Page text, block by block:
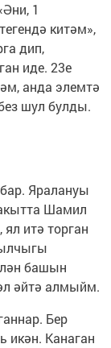
1
китәм»,
дип,
иде. 23е
анда элемтә
шул булды.
Яралануы
Шамил
итә торган
башын
әйтә алмыйм.
Бер
икән. Канаган